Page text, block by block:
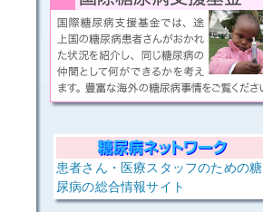
患者さん・医療スタッフのための糖
尿病の総合情報サイト